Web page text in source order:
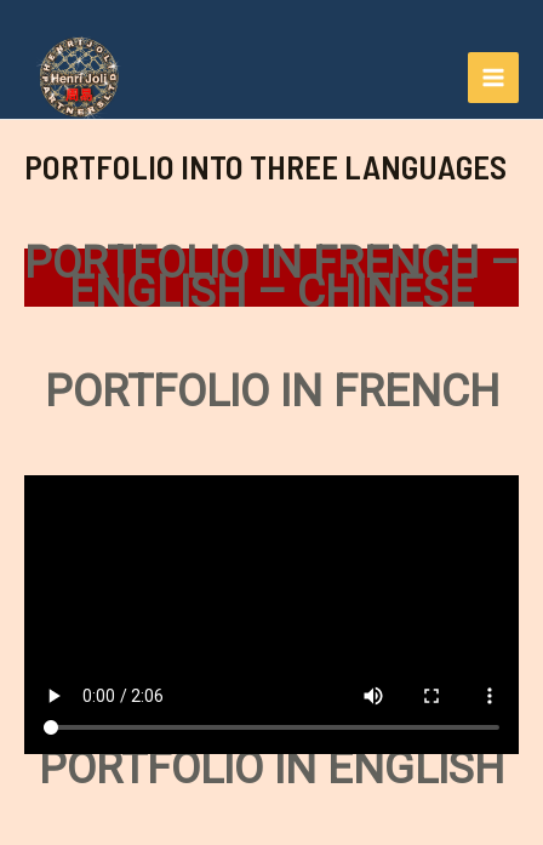
contenu
PORTFOLIO INTO THREE LANGUAGES
PORTFOLIO IN FRENCH –
ENGLISH – CHINESE
PORTFOLIO IN FRENCH
PORTFOLIO IN ENGLISH